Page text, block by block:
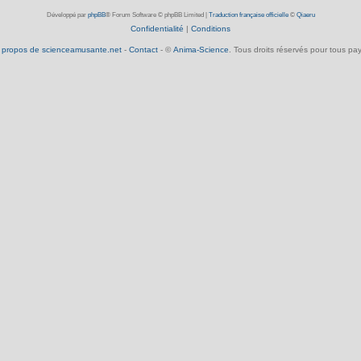
Développé par phpBB® Forum Software © phpBB Limited Traduction française officielle© Qiaeru
Confidentialité Conditions
de scienceamusante.net- Contact- © Anima-Science. Tous droits réservés pour tous